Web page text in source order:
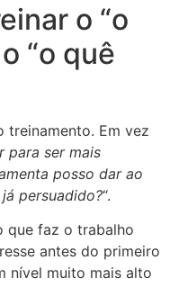
o “o
“o quê
treinamento. Em vez
para ser mais
posso dar ao
persuadido?“.
que faz o trabalho
antes do primeiro
nível muito mais alto